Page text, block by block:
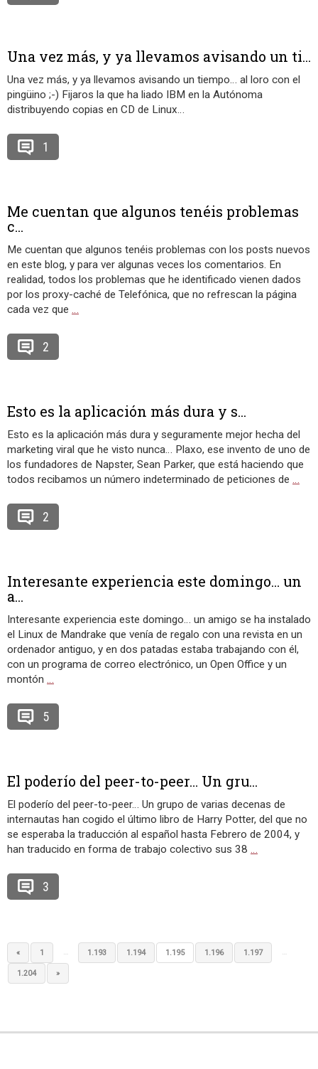
Una vez más, y ya llevamos avisando un ti...
Una vez más, y ya llevamos avisando un tiempo… al loro con el
pingüino ;-) Fijaros la que ha liado IBM en la Autónoma
distribuyendo copias en CD de Linux…
1
Me cuentan que algunos tenéis problemas
c...
Me cuentan que algunos tenéis problemas con los posts nuevos
en este blog, y para ver algunas veces los comentarios. En
realidad, todos los problemas que he identificado vienen dados
por los proxy-caché de Telefónica, que no refrescan la página
cada vez que …
2
Esto es la aplicación más dura y s...
Esto es la aplicación más dura y seguramente mejor hecha del
marketing viral que he visto nunca… Plaxo, ese invento de uno de
los fundadores de Napster, Sean Parker, que está haciendo que
todos recibamos un número indeterminado de peticiones de …
2
Interesante experiencia este domingo… un
a...
Interesante experiencia este domingo… un amigo se ha instalado
el Linux de Mandrake que venía de regalo con una revista en un
ordenador antiguo, y en dos patadas estaba trabajando con él,
con un programa de correo electrónico, un Open Office y un
montón …
5
El poderío del peer-to-peer… Un gru...
El poderío del peer-to-peer… Un grupo de varias decenas de
internautas han cogido el último libro de Harry Potter, del que no
se esperaba la traducción al español hasta Febrero de 2004, y
han traducido en forma de trabajo colectivo sus 38 …
3
« 1 … 1.193 1.194 1.195 1.196 1.197 …
1.204 »